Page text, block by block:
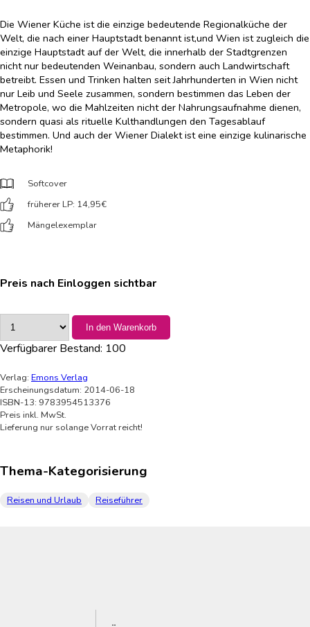
Die Wiener Küche ist die einzige bedeutende Regionalküche der
Welt, die nach einer Hauptstadt benannt ist,und Wien ist zugleich die
einzige Hauptstadt auf der Welt, die innerhalb der Stadtgrenzen
nicht nur bedeutenden Weinanbau, sondern auch Landwirtschaft
betreibt. Essen und Trinken halten seit Jahrhunderten in Wien nicht
nur Leib und Seele zusammen, sondern bestimmen das Leben der
Metropole, wo die Mahlzeiten nicht der Nahrungsaufnahme dienen,
sondern quasi als rituelle Kulthandlungen den Tagesablauf
bestimmen. Und auch der Wiener Dialekt ist eine einzige kulinarische
Metaphorik!
Softcover
früherer LP: 14,95€
Mängelexemplar
Preis nach Einloggen sichtbar
In den Warenkorb
Verfügbarer Bestand: 100
Verlag: Emons Verlag
Erscheinungsdatum: 2014-06-18
ISBN-13: 9783954513376
Preis inkl. MwSt.
Lieferung nur solange Vorrat reicht!
Thema-Kategorisierung
Reisen und Urlaub Reiseführer